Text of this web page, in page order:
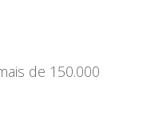
de 150.000